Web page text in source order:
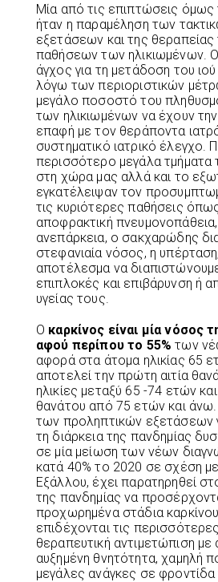
Μία από τις επιπτώσεις όμως
ήταν η παραμέληση των
εξετάσεων και της
παθήσεων των ηλικιωμένων.
άγχος για τη μετάδοση του
λόγω των περιοριστικών
μεγάλο ποσοστό του
των ηλικιωμένων να έχουν
επαφή με τον θεράποντα
συστηματικό ιατρικό έλεγχο.
περισσότερο μεγάλα τμήματα
στη χώρα μας αλλά και το
εγκατέλειψαν τον
τις κυριότερες παθήσεις
αποφρακτική
ανεπάρκεια, ο σακχαρώδης
στεφανιαία νόσος, η
αποτέλεσμα να
επιπλοκές και επιβάρυνση ή
υγείας τους.
Ο καρκίνος είναι μία νόσος
αφού περίπου το 55% των
αφορά στα άτομα ηλικίας 65
αποτελεί την πρώτη αιτία
ηλικίες μεταξύ 65 -74 ετών
θανάτου από 75 ετών και
των προληπτικών εξετάσεων
τη διάρκεια της πανδημίας
σε μία μείωση των νέων
κατά 40% το 2020 σε σχέση
Εξάλλου, έχει παρατηρηθεί
της πανδημίας να
προχωρημένα στάδια
επιδέχονται τις
θεραπευτική αντιμετώπιση
αυξημένη θνητότητα, χαμηλή
μεγάλες ανάγκες σε φροντίδα